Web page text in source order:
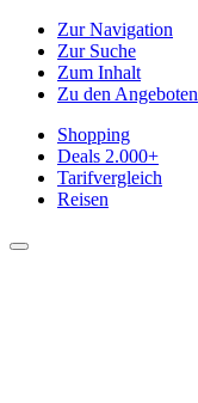
Zur Navigation
Zur Suche
Zum Inhalt
Zu den Angeboten
Shopping
Deals 2.000+
Tarifvergleich
Reisen